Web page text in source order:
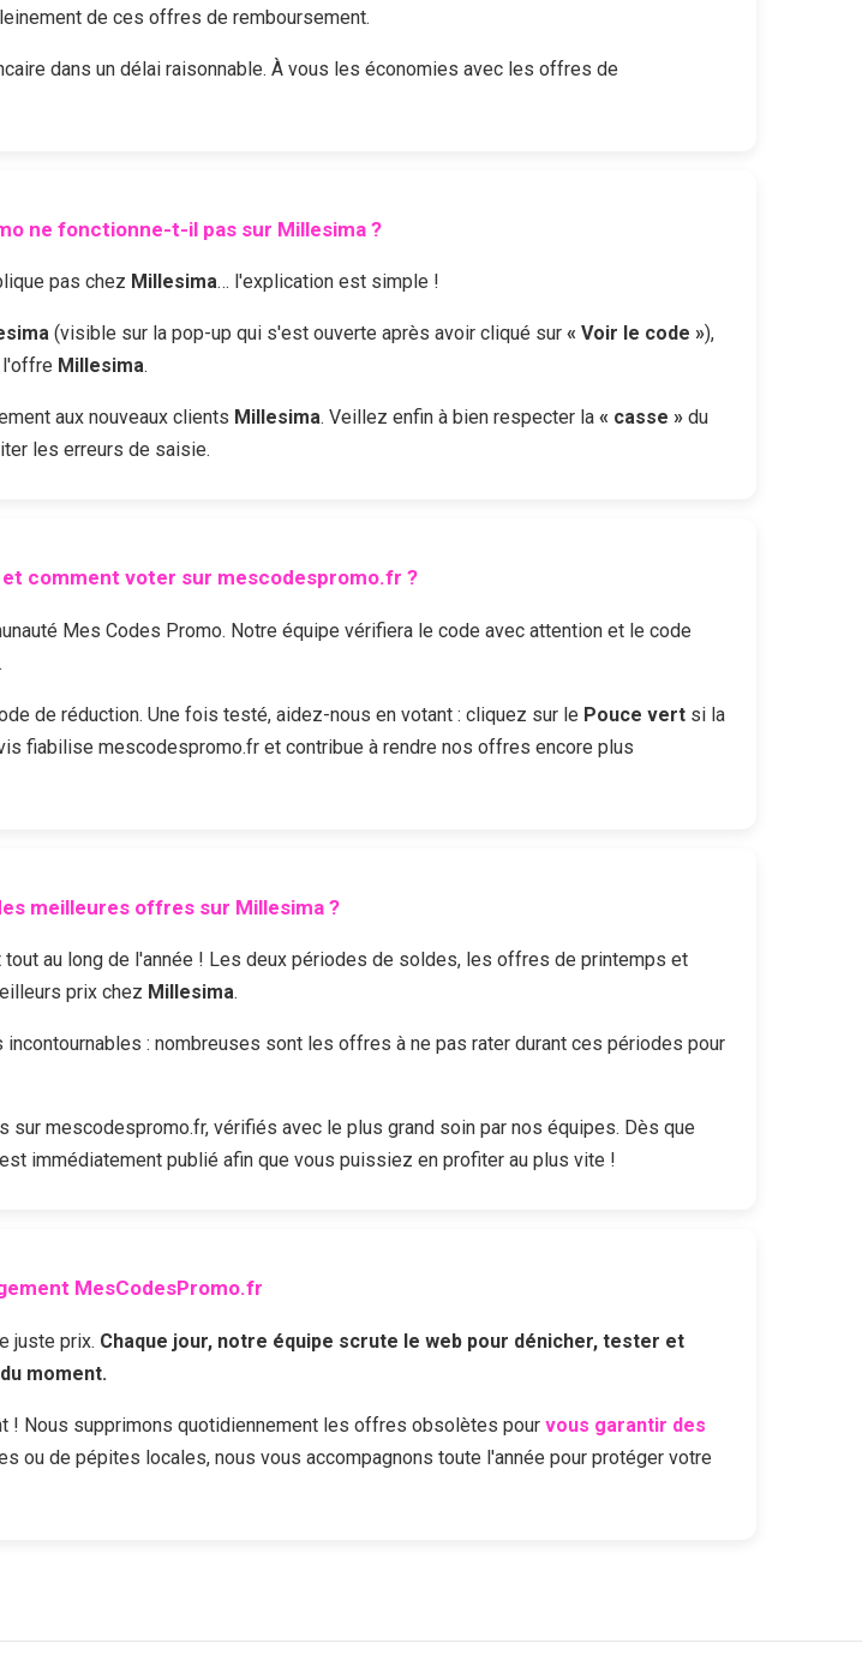
de ces offres de remboursement.
dans un délai raisonnable. À vous les économies avec les offres de
ne fonctionne-t-il pas sur Millesima?
pas chez Millesima… l'explication est simple !
(visible sur la pop-up qui s'est ouverte après avoir cliqué sur « Voir le code »),
l'offre Millesima.
aux nouveaux clients Millesima. Veillez enfin à bien respecter la « casse » du
les erreurs de saisie.
comment voter sur mescodespromo.fr ?
Mes Codes Promo. Notre équipe vérifiera le code avec attention et le code
de réduction. Une fois testé, aidez-nous en votant : cliquez sur le Pouce vert si la
fiabilise mescodespromo.fr et contribue à rendre nos offres encore plus
meilleures offres sur Millesima ?
au long de l'année ! Les deux périodes de soldes, les offres de printemps et
prix chez Millesima.
: nombreuses sont les offres à ne pas rater durant ces périodes pour
mescodespromo.fr, vérifiés avec le plus grand soin par nos équipes. Dès que
immédiatement publié afin que vous puissiez en profiter au plus vite !
MesCodesPromo.fr
juste prix. Chaque jour, notre équipe scrute le web pour dénicher, tester et
moment.
Nous supprimons quotidiennement les offres obsolètes pour vous garantir des
ou de pépites locales, nous vous accompagnons toute l'année pour protéger votre